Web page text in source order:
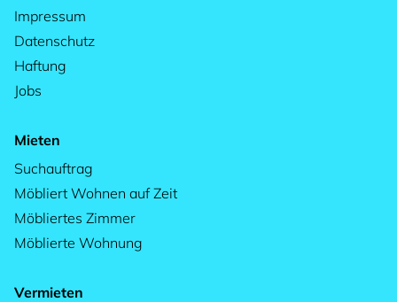
Impressum
Datenschutz
Haftung
Jobs
Mieten
Suchauftrag
Möbliert Wohnen auf Zeit
Möbliertes Zimmer
Möblierte Wohnung
Vermieten